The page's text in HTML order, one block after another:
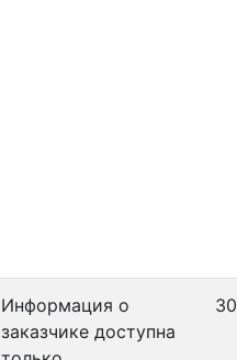
Информация о
заказчике доступна